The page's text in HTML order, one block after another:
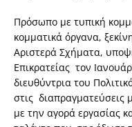
Πρόσωπο με τυπική
κομματικά όργανα,
Αριστερά Σχήματα,
Επικρατείας τον
διευθύντρια του
στις διαπραγματεύσεις
με την αγορά εργασίας